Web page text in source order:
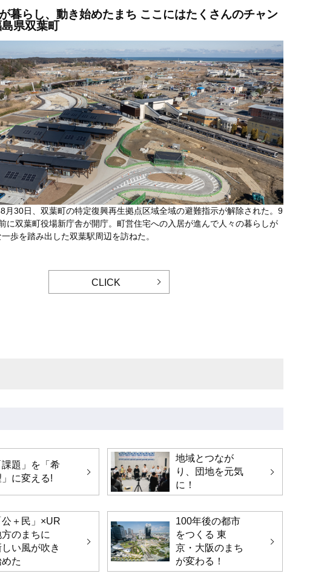
が暮らし、動き始めたまち ここにはたくさんのチャン
県双葉町
月30日、双葉町の特定復興再生拠点区域全域の避難指示が解除された。9
に双葉町役場新庁舎が開庁。町営住宅への入居が進んで人々の暮らしが
歩を踏み出した双葉駅周辺を訪ねた。
CLICK
で開きます)
課題」を「希
に変える!
地域とつなが
り、団地を元気
に！
公＋民」×UR
のまちに
しい風が吹き
た
100年後の都市
をつくる 東
京・大阪のまち
が変わる！